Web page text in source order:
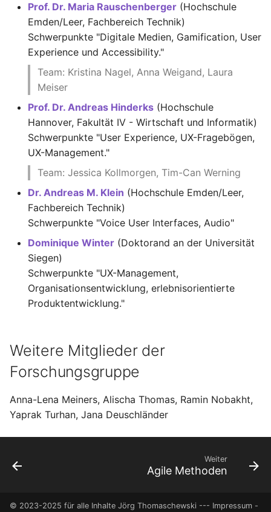
UX Ziele
UX-Forschung
UX-Fragebogen
UX-Management
UX-Methoden
UX-Studie
Usability
User Experience
User Experience (UX)
Prof. Dr. Maria Rauschenberger (Hochschule
Emden/Leer, Fachbereich Technik)
Schwerpunkte "Digitale Medien, Gamification, User
Experience und Accessibility."
Team: Kristina Nagel, Anna Weigand, Laura
Meiser
Prof. Dr. Andreas Hinderks (Hochschule
Hannover, Fakultät IV - Wirtschaft und Informatik)
Schwerpunkte "User Experience, UX-Fragebögen,
UX-Management."
Team: Jessica Kollmorgen, Tim-Can Werning
Dr. Andreas M. Klein (Hochschule Emden/Leer,
Fachbereich Technik)
Schwerpunkte "Voice User Interfaces, Audio"
Dominique Winter (Doktorand an der Universität
Siegen)
Schwerpunkte "UX-Management,
Organisationsentwicklung, erlebnisorientierte
Produktentwicklung."
Weitere Mitglieder der
Forschungsgruppe
Anna-Lena Meiners, Alischa Thomas, Ramin Nobakht,
Yaprak Turhan, Jana Deuschländer
Weiter
Agile Methoden
© 2023-2025 für alle Inhalte Jörg Thomaschewski --- Impressum -